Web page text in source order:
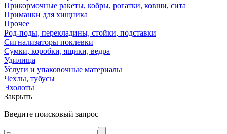
Прикормочные ракеты, кобры, рогатки, ковши, сита
Приманки для хищника
Прочее
Род-поды, перекладины, стойки, подставки
Сигнализаторы поклевки
Сумки, коробки, ящики, ведра
Удилища
Услуги и упаковочные материалы
Чехлы, тубусы
Эхолоты
Закрыть
Введите поисковый запрос